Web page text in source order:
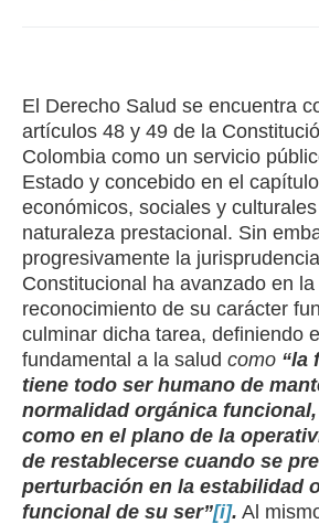
El Derecho Salud se encuentra
artículos 48 y 49 de la
Colombia como un servicio
Estado y concebido en el
económicos, sociales y
naturaleza prestacional. Sin
progresivamente la
Constitucional ha avanzado en la
reconocimiento de su carácter
culminar dicha tarea, definiendo
fundamental a la salud como “la
tiene todo ser humano de
normalidad orgánica
como en el plano de la
de restablecerse cuando se
perturbación en la estabilidad
funcional de su ser”[i]. Al